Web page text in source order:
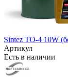
Sintez TO-4 10W
Артикул
Есть в наличии